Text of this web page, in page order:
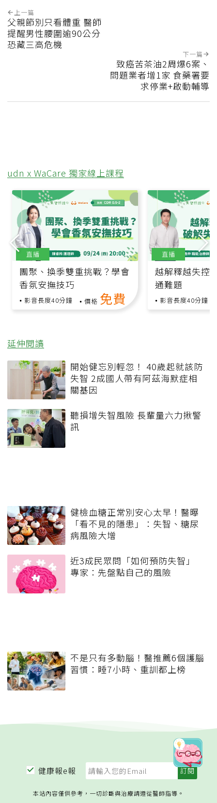
上一篇
父親節別只看體重 醫師
提醒男性腰圍逾90公分
恐藏三高危機
下一篇
致癌苦茶油2周爆6案、
問題業者增1家 食藥署要
求停業+啟動輔導
udn x WaCare 獨家線上課程
團聚、換季雙重挑戰？學會
香氛安撫技巧
影音長度40分鐘 價格 免費
直播
越解釋越失控
通難題
影音長度40分鐘
直播
延伸閱讀
開始健忘別輕忽！ 40歲起就該防
失智 2成國人帶有阿茲海默症相
關基因
聽損增失智風險 長輩量六力揪警
訊
健檢血糖正常別安心太早！醫曝
「看不見的隱患」：失智、糖尿
病風險大增
近3成民眾問「如何預防失智」
專家：先盤點自己的風險
不是只有多動腦！醫推薦6個護腦
習慣：睡7小時、重訓都上榜
健康報e報
本站內容僅供參考，一切診斷與治療請遵從醫師指導。